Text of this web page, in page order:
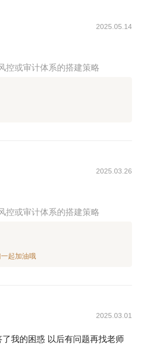
2025.05.14
控或审计体系的搭建策略
2025.03.26
控或审计体系的搭建策略
2025.03.01
我的困惑 以后有问题再找老师